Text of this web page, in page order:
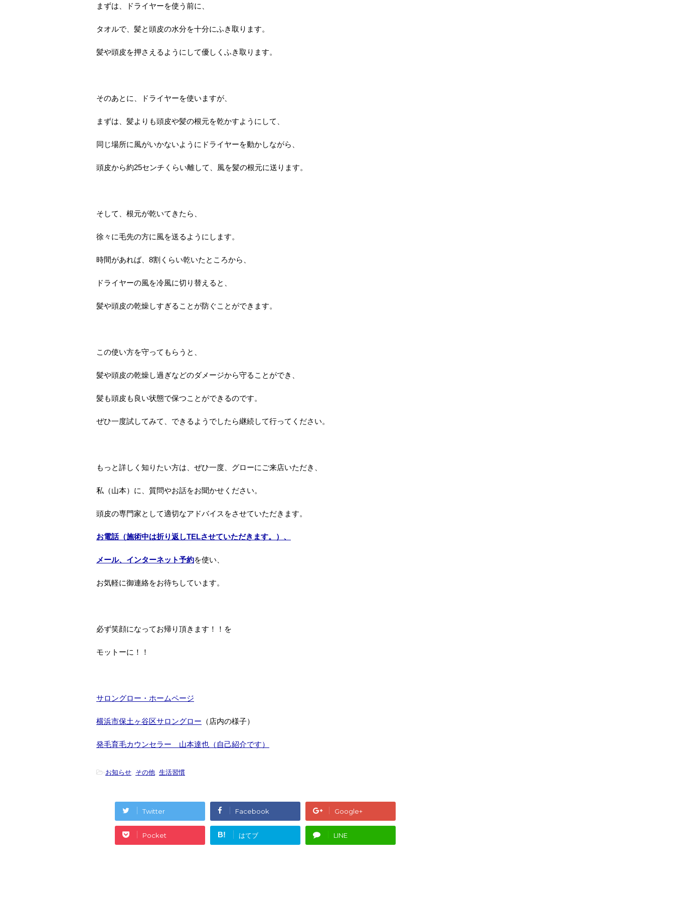
まずは、ドライヤーを使う前に、
タオルで、髪と頭皮の水分を十分にふき取ります。
髪や頭皮を押さえるようにして優しくふき取ります。
そのあとに、ドライヤーを使いますが、
まずは、髪よりも頭皮や髪の根元を乾かすようにして、
同じ場所に風がいかないようにドライヤーを動かしながら、
頭皮から約25センチくらい離して、風を髪の根元に送ります。
そして、根元が乾いてきたら、
徐々に毛先の方に風を送るようにします。
時間があれば、8割くらい乾いたところから、
ドライヤーの風を冷風に切り替えると、
髪や頭皮の乾燥しすぎることが防ぐことができます。
この使い方を守ってもらうと、
髪や頭皮の乾燥し過ぎなどのダメージから守ることができ、
髪も頭皮も良い状態で保つことができるのです。
ぜひ一度試してみて、できるようでしたら継続して行ってください。
もっと詳しく知りたい方は、ぜひ一度、グローにご来店いただき、
私（山本）に、質問やお話をお聞かせください。
頭皮の専門家として適切なアドバイスをさせていただきます。
お電話（施術中は折り返しTELさせていただきます。）、
メール、インターネット予約を使い、
お気軽に御連絡をお待ちしています。
必ず笑顔になってお帰り頂きます！！を
モットーに！！
サロングロー・ホームページ
横浜市保土ヶ谷区サロングロー （店内の様子）
発毛育毛カウンセラー 山本達也（ 自己紹介です）
-お知らせ, その他, 生活習慣
Twitter Facebook Google+
Pocket B! はてブ LINE